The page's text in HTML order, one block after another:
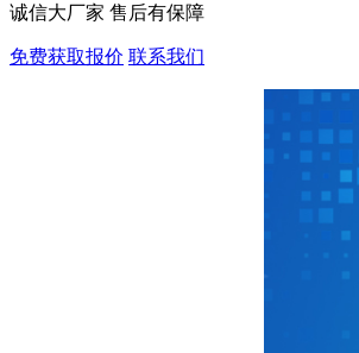
诚信大厂家 售后有保障
免费获取报价 联系我们